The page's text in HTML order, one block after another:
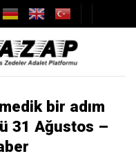
bir adım
31 Ağustos –